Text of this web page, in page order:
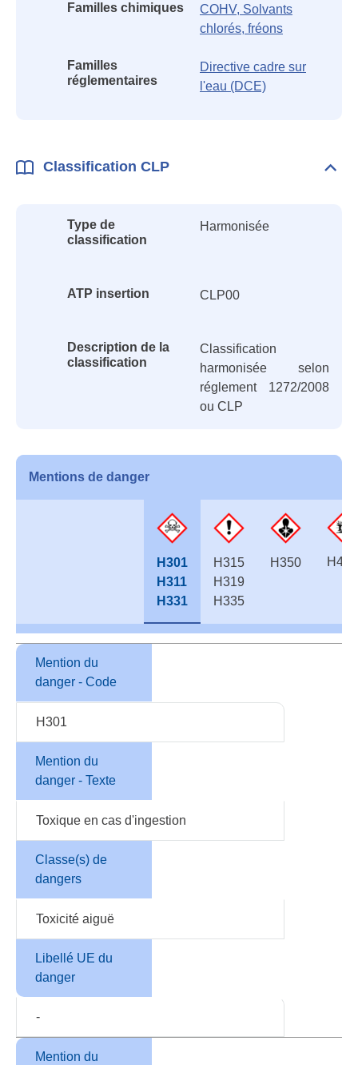
Familles chimiques
COHV, Solvants
chlorés, fréons
Familles
réglementaires
Directive cadre sur
l'eau (DCE)
Classification CLP
Type de
classification
Harmonisée
ATP insertion CLP00
Description de la
classification
Classification
harmonisée selon
réglement 1272/2008
ou CLP
Mentions de danger
H301
H311
H331
H315
H319
H335
H350 H411
Mention du
danger - Code
H301
Mention du
danger - Texte
Toxique en cas d'ingestion
Classe(s) de
dangers
Toxicité aiguë
Libellé UE du
danger
-
Mention du